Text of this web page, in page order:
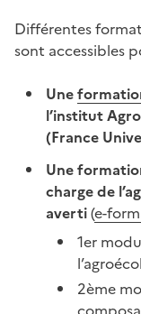
Différentes
sont accessibles
Une
l’institut
(France
Une
charge de
averti(e-
1er
2ème